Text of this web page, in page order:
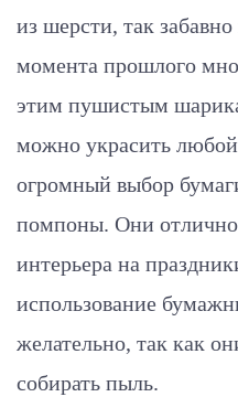
из шерсти, так
момента прошлого
этим пушистым
можно украсить любой
огромный выбор
помпоны. Они отлично
интерьера на
использование
желательно, так как
собирать пыль.